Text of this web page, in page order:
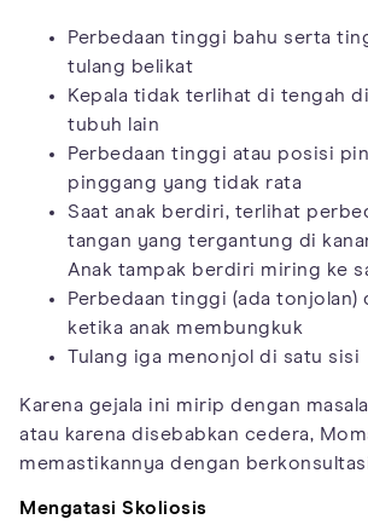
Perbedaan tinggi bahu serta
tulang belikat
Kepala tidak terlihat di tengah
tubuh lain
Perbedaan tinggi atau posisi
pinggang yang tidak rata
Saat anak berdiri, terlihat
tangan yang tergantung di
Anak tampak berdiri miring ke
Perbedaan tinggi (ada
ketika anak membungkuk
Tulang iga menonjol di satu sisi
Karena gejala ini mirip dengan
atau karena disebabkan cedera,
memastikannya dengan
Mengatasi Skoliosis